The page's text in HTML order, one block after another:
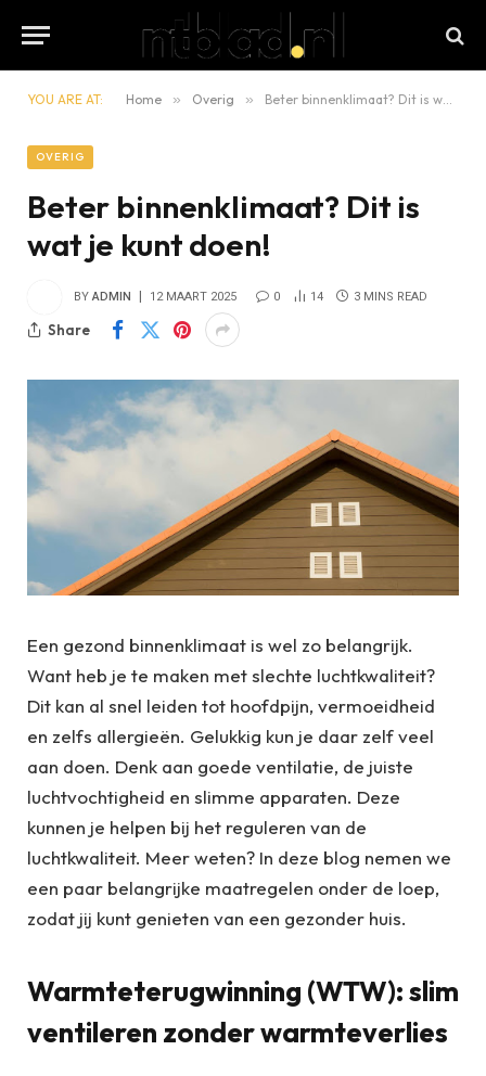
YOU ARE AT: Home » Overig » Beter binnenklimaat? Dit is wat je kunt doen!
OVERIG
Beter binnenklimaat? Dit is
wat je kunt doen!
BY ADMIN 12 MAART 2025 0 14 3 MINS READ
Share
Een gezond binnenklimaat is wel zo belangrijk.
Want heb je te maken met slechte luchtkwaliteit?
Dit kan al snel leiden tot hoofdpijn, vermoeidheid
en zelfs allergieën. Gelukkig kun je daar zelf veel
aan doen. Denk aan goede ventilatie, de juiste
luchtvochtigheid en slimme apparaten. Deze
kunnen je helpen bij het reguleren van de
luchtkwaliteit. Meer weten? In deze blog nemen we
een paar belangrijke maatregelen onder de loep,
zodat jij kunt genieten van een gezonder huis.
Warmteterugwinning (WTW): slim
ventileren zonder warmteverlies